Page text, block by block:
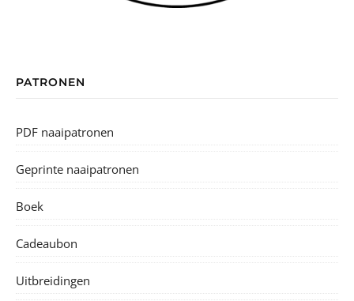
PATRONEN
PDF naaipatronen
Geprinte naaipatronen
Boek
Cadeaubon
Uitbreidingen